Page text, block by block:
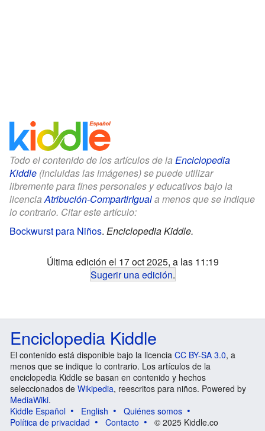
Todo el contenido de los artículos de la Enciclopedia
Kiddle (incluidas las imágenes) se puede utilizar
libremente para fines personales y educativos bajo la
licenciaAtribución-CompartirIguala menos que se indique
lo contrario. Citar este artículo:
Bockwurst para Niños. Enciclopedia Kiddle.
Última edición el 17 oct 2025, a las 11:19
Sugerir una edición.
Enciclopedia Kiddle
El contenido está disponible bajo la licencia CC BY-SA 3.0, a
menos que se indique lo contrario. Los artículos de la
enciclopedia Kiddle se basan en contenido y hechos
seleccionados de Wikipedia, reescritos para niños. Powered by
MediaWiki.
Kiddle Español
English
Quiénes somos
Política de privacidad
Contacto © 2025 Kiddle.co